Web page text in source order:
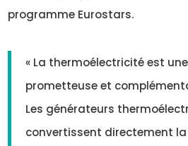
programme Eurostars.
« La thermoélectricité est
prometteuse et
Les générateurs
convertissent directement